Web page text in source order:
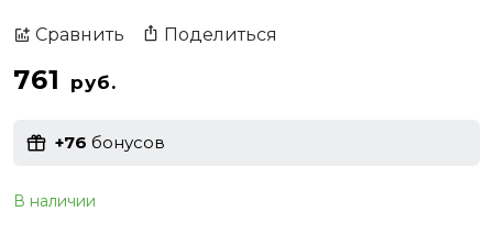
Сравнить Поделиться
761 руб.
+76 бонусов
В наличии